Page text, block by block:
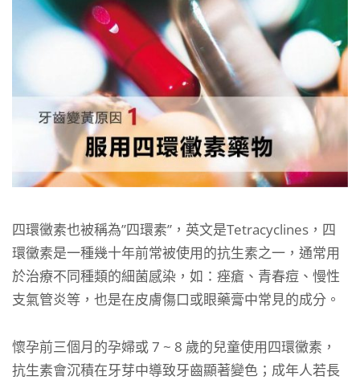
四環黴素也被稱為”四環素”，英文是Tetracyclines，四
環黴素是一種幾十年前常被使用的抗生素之一，通常用
於治療不同種類的細菌感染，如：痤瘡、青春痘、慢性
支氣管炎等，也是在皮膚傷口或眼藥膏中常見的成分。
懷孕前三個月的孕婦或 7 ~ 8 歲的兒童使用四環黴素，
抗生素會沉積在牙芽中導致牙齒顯著變色；成年人若長